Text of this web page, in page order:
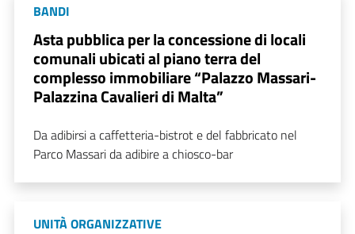
BANDI
Asta pubblica per la concessione di locali
comunali ubicati al piano terra del
complesso immobiliare “Palazzo Massari-
Palazzina Cavalieri di Malta”
Da adibirsi a caffetteria-bistrot e del fabbricato nel
Parco Massari da adibire a chiosco-bar
UNITÀ ORGANIZZATIVE